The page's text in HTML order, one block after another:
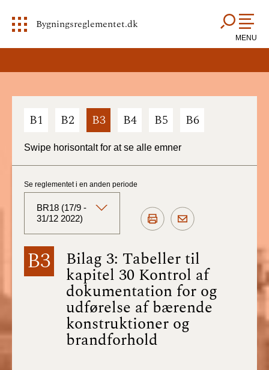
Bygningsreglementet.dk
MENU
B1 B2 B3 B4 B5 B6
Swipe horisontalt for at se alle emner
B3 Bilag 3: Tabeller til
kapitel 30 Kontrol af
dokumentation for og
udførelse af bærende
konstruktioner og
brandforhold
Se reglementet i en anden periode
BR18 (17/9 -
31/12 2022)
BR18 (Aktuelt)
BR18 (1/7-31/12
BR18 (1/1-30/6